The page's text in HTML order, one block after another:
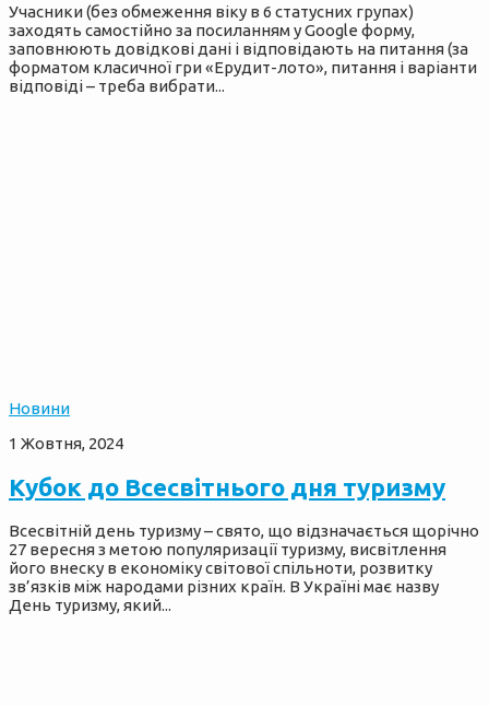
Учасники (без обмеження віку в 6 статусних групах)
заходять самостійно за посиланням у Google форму,
заповнюють довідкові дані і відповідають на питання (за
форматом класичної гри «Ерудит-лото», питання і варіанти
відповіді – треба вибрати...
Новини
1 Жовтня, 2024
Кубок до Всесвітнього дня туризму
Всесвітній день туризму – свято, що відзначається щорічно
27 вересня з метою популяризації туризму, висвітлення
його внеску в економіку світової спільноти, розвитку
зв’язків між народами різних країн. В Україні має назву
День туризму, який...